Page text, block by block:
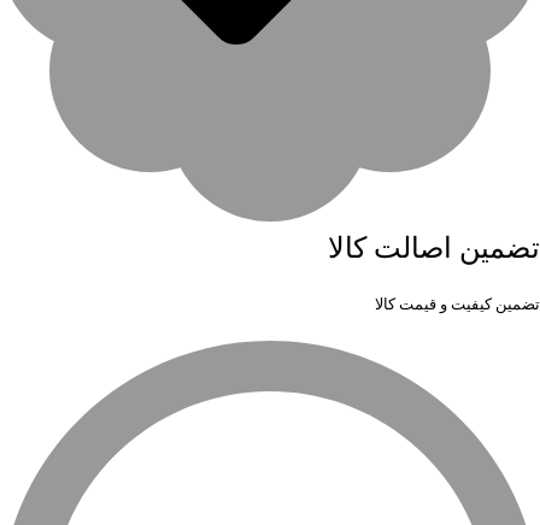
تضمین اصالت کالا
تضمین کیفیت و قیمت کالا